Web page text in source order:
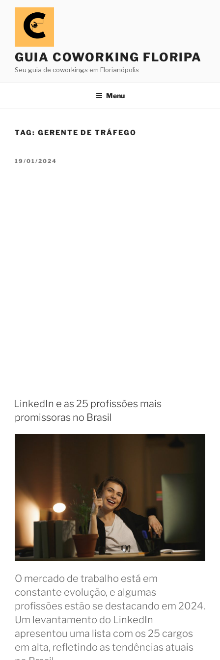
Pular
conteúdo
GUIA COWORKING FLORIPA
Seu guia de coworkings em Florianópolis
Menu
TAG: GERENTE DE TRÁFEGO
PUBLICADO
19/01/2024
LinkedIn e as 25 profissões mais
promissoras no Brasil
O mercado de trabalho está em
constante evolução, e algumas
profissões estão se destacando em 2024.
Um levantamento do LinkedIn
apresentou uma lista com os 25 cargos
em alta, refletindo as tendências atuais